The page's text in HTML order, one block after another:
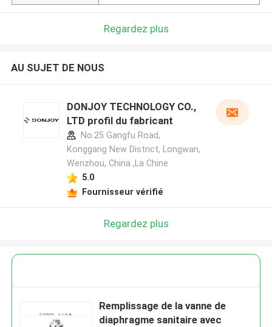
Regardez plus
AU SUJET DE NOUS
DONJOY TECHNOLOGY CO.,
LTD profil du fabricant
No.25 Gangfu Road,
Konggang New District, Longwan,
Wenzhou, China ,La Chine
5.0
Fournisseur vérifié
Regardez plus
Remplissage de la vanne de
diaphragme sanitaire avec